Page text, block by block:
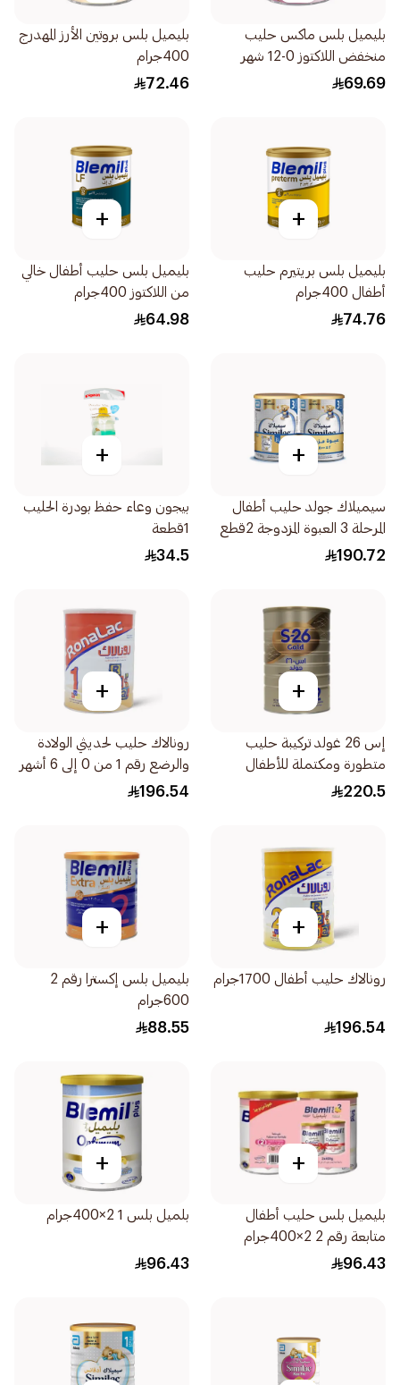
بليميل بلس ماكس حليب
منخفض اللاكتوز 0-12 شهر
400جرام
69.69
بليميل بلس بروتين الأرز المهدرج
400جرام
72.46
+
بليميل بلس بريتيرم حليب
أطفال 400جرام
74.76
+
بليميل بلس حليب أطفال خالي
من اللاكتوز 400جرام
64.98
+
سيميلاك جولد حليب أطفال
المرحلة 3 العبوة المزدوجة 2قطع
190.72
+
بيجون وعاء حفظ بودرة الحليب
1قطعة
34.5
+
إس 26 غولد تركيبة حليب
متطورة ومكتملة للأطفال
الرضع 1800جرام
220.5
+
رونالاك حليب لحديثي الولادة
والرضع رقم 1 من 0 إلى 6 أشهر
1700جرام
196.54
+
رونالاك حليب أطفال 1700جرام
196.54
+
بليميل بلس إكسترا رقم 2
600جرام
88.55
+
بليميل بلس حليب أطفال
متابعة رقم 2 2×400جرام
96.43
+
بلميل بلس 1 2×400جرام
96.43